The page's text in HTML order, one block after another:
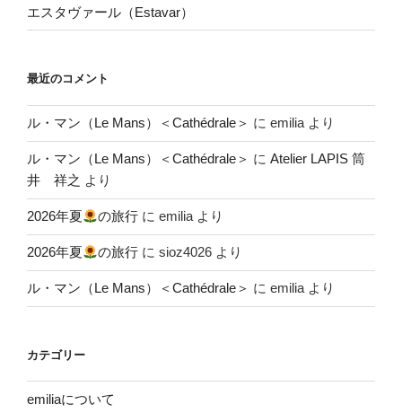
エスタヴァール（Estavar）
最近のコメント
ル・マン（Le Mans）＜Cathédrale＞ に emilia より
ル・マン（Le Mans）＜Cathédrale＞ に Atelier LAPIS 筒
井 祥之 より
2026年夏 の旅行 にemilia より
2026年夏 の旅行 にsioz4026 より
ル・マン（Le Mans）＜Cathédrale＞ に emilia より
カテゴリー
emiliaについて